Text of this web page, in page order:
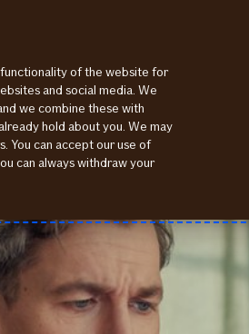
of the website for
and social media. We
we combine these with
hold about you. We may
You can accept our use of
can always withdraw your